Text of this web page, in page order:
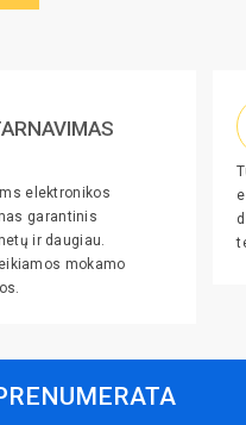
elektronikos
garantinis
ir daugiau.
mokamo